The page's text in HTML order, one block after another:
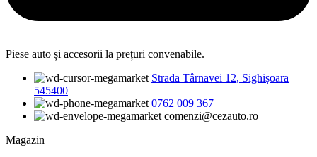
Piese auto și accesorii la prețuri convenabile.
Strada Târnavei 12, Sighișoara
545400
0762 009 367
comenzi@cezauto.ro
Magazin